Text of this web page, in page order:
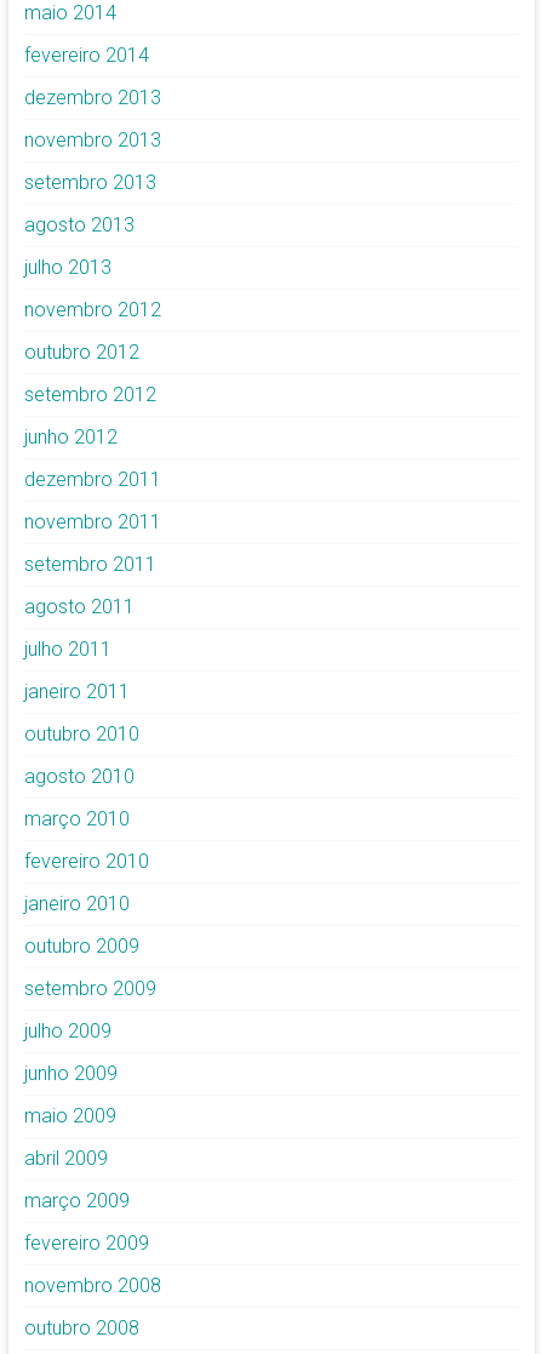
maio 2014
fevereiro 2014
dezembro 2013
novembro 2013
setembro 2013
agosto 2013
julho 2013
novembro 2012
outubro 2012
setembro 2012
junho 2012
dezembro 2011
novembro 2011
setembro 2011
agosto 2011
julho 2011
janeiro 2011
outubro 2010
agosto 2010
março 2010
fevereiro 2010
janeiro 2010
outubro 2009
setembro 2009
julho 2009
junho 2009
maio 2009
abril 2009
março 2009
fevereiro 2009
novembro 2008
outubro 2008